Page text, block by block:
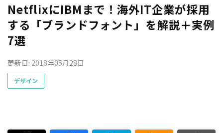
NetflixにIBMまで！海外IT企業が採用
する「ブランドフォント」を解説＋実例
7選
更新日: 2018年05月28日
デザイン